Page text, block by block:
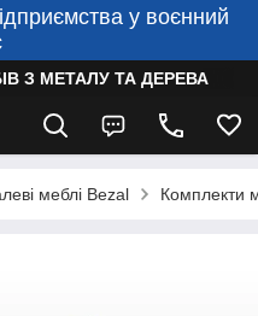
у воєнний
З МЕТАЛУ ТА ДЕРЕВА
меблі Bezal Комплекти